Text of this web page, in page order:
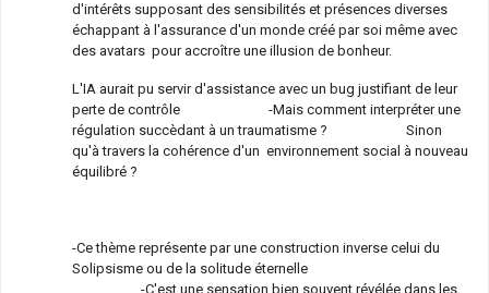
d'intérêts supposant des sensibilités et présences diverses
échappant à l'assurance d'un monde créé par soi même avec
des avatars pour accroître une illusion de bonheur.
L'IA aurait pu servir d'assistance avec un bug justifiant de leur
perte de contrôle -Mais comment interpréter une
régulation succèdant à un traumatisme ? Sinon
qu'à travers la cohérence d'un environnement social à nouveau
équilibré ?
-Ce thème représente par une construction inverse celui du
Solipsisme ou de la solitude éternelle
-C'est une sensation bien souvent révélée dans les